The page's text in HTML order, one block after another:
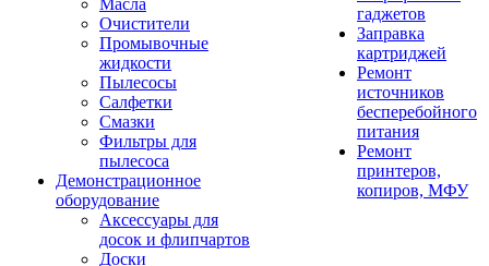
Масла
Очистители
Промывочные
жидкости
Пылесосы
Салфетки
Смазки
Фильтры для
пылесоса
Демонстрационное
оборудование
Аксессуары для
досок и флипчартов
Доски
гаджетов
Заправка
картриджей
Ремонт
источников
бесперебойного
питания
Ремонт
принтеров,
копиров, МФУ